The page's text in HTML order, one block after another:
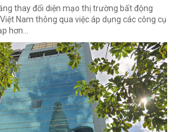
thay đổi diện mạo thị trường bất động
Nam thông qua việc áp dụng các công cụ
hơn...